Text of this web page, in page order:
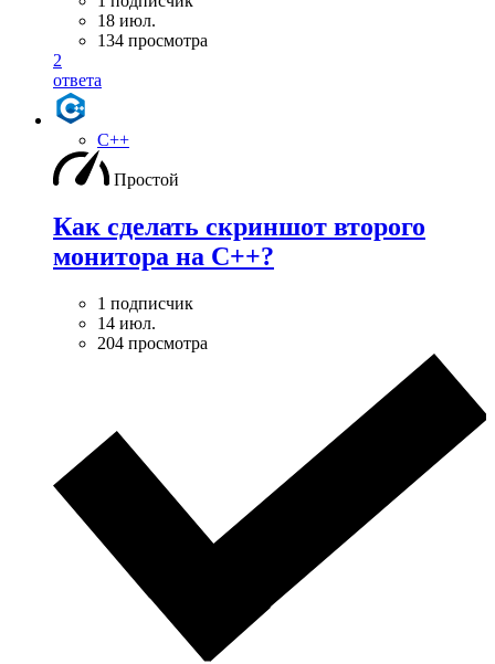
18 июл.
134 просмотра
2
ответа
C++
Простой
Как сделать скриншот второго
монитора на С++?
1 подписчик
14 июл.
204 просмотра